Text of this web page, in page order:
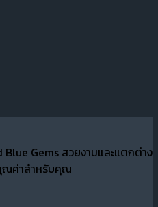
Gems สวยงามและแตกต่าง
ณค่าสำหรับคุณ